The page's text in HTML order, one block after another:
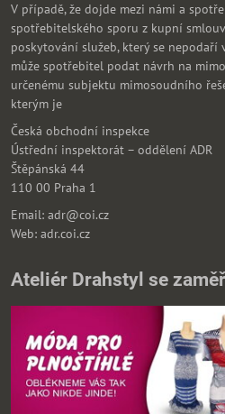
V případě, že dojde mezi námi a
spotřebitelského sporu z kupní
poskytování služeb, který se
může spotřebitel podat návrh na
určenému subjektu mimosoudního
kterým je
Česká obchodní inspekce
Ústřední inspektorát – oddělení ADR
Štěpánská 44
110 00 Praha 1
Email: adr@coi.cz
Web: adr.coi.cz
Ateliér Drahstyl se